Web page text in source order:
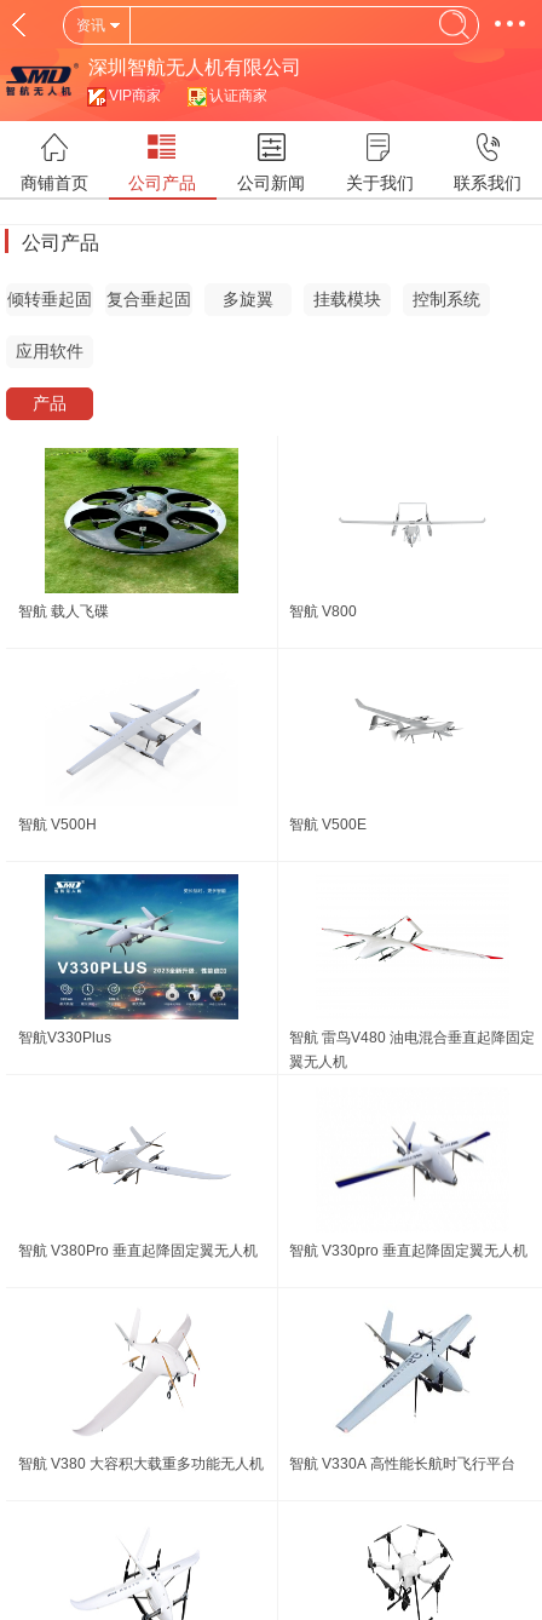
资讯
深圳智航无人机有限公司
VIP商家 认证商家
商铺首页 公司产品 公司新闻 关于我们 联系我们
公司产品
倾转垂起固
复合垂起固
多旋翼 挂载模块 控制系统
应用软件
产品
智航 载人飞碟 智航 V800
智航 V500H 智航 V500E
智航V330Plus
智航 雷鸟V480 油电混合垂直起降固定
翼无人机
智航 V380Pro 垂直起降固定翼无人机 智航 V330pro 垂直起降固定翼无人机
智航 V380 大容积大载重多功能无人机 智航 V330A 高性能长航时飞行平台